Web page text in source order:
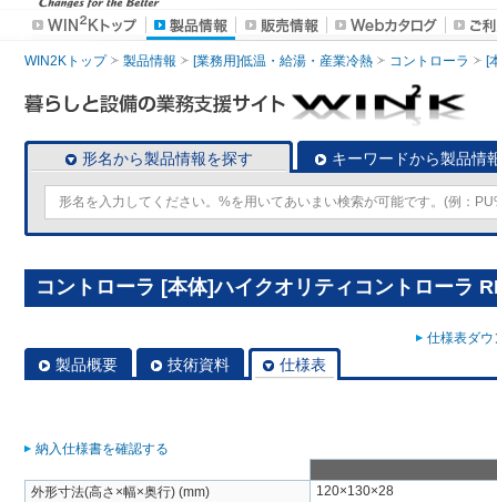
WIN2Kトップ 製品情報 [業務用]低温・給湯・産業冷熱 コントローラ [
形名から製品情報を探す キーワードから製品情
コントローラ [本体]ハイクオリティコントローラ
仕様表ダ
製品概要 技術資料 仕様表
納入仕様書を確認する
外形寸法(高さ×幅×奥行) (mm)
120×130×28